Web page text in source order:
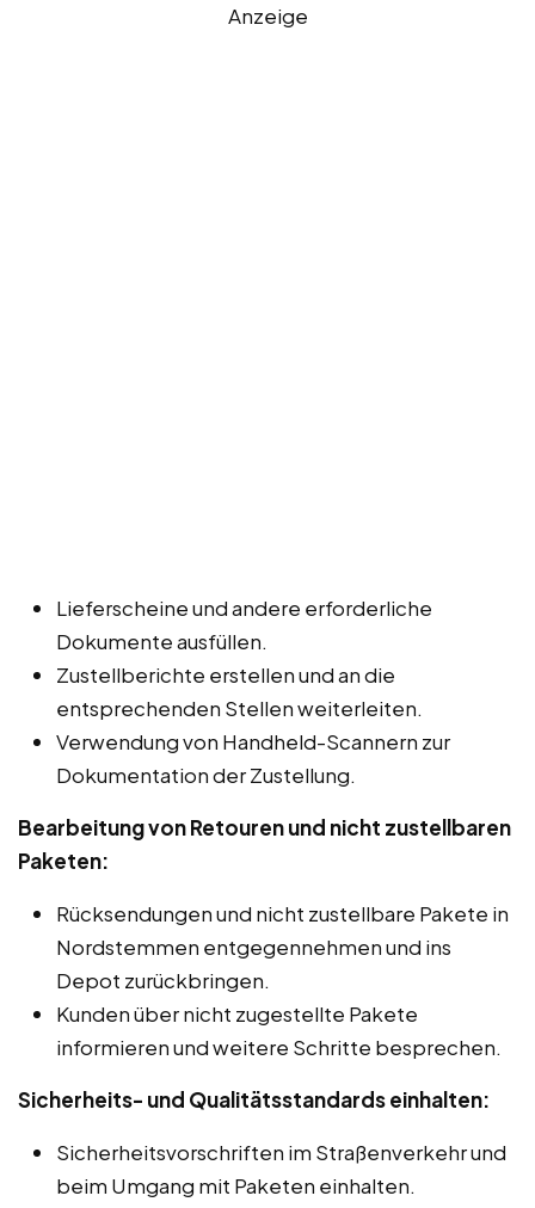
Anzeige
Lieferscheine und andere erforderliche
Dokumente ausfüllen.
Zustellberichte erstellen und an die
entsprechenden Stellen weiterleiten.
Verwendung von Handheld-Scannern zur
Dokumentation der Zustellung.
Bearbeitung von Retouren und nicht zustellbaren
Paketen:
Rücksendungen und nicht zustellbare Pakete in
Nordstemmen entgegennehmen und ins
Depot zurückbringen.
Kunden über nicht zugestellte Pakete
informieren und weitere Schritte besprechen.
Sicherheits- und Qualitätsstandards einhalten:
Sicherheitsvorschriften im Straßenverkehr und
beim Umgang mit Paketen einhalten.